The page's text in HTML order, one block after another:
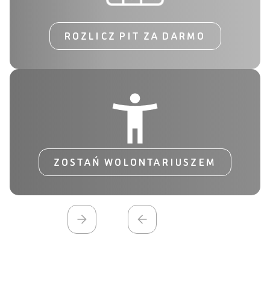
ROZLICZ PIT ZA DARMO
ZOSTAŃ WOLONTARIUSZEM